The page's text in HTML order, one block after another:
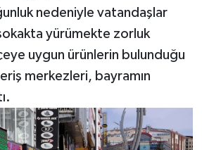
nedeniyle vatandaşlar
yürümekte zorluk
uygun ürünlerin bulunduğu
merkezleri, bayramın